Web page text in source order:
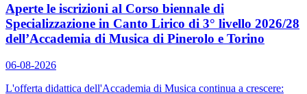
Aperte le iscrizioni al Corso biennale di
Specializzazione in Canto Lirico di 3° livello 2026/28
dell’Accademia di Musica di Pinerolo e Torino
06-08-2026
L'offerta didattica dell'Accademia di Musica continua a crescere: